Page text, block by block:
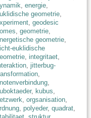
, energie,
geometrie,
, geodesic
, geometrie,
geometrie,
euklidische
, integritaet,
, jitterbug-
,
,
, kubus,
, orgsanisation,
, polyeder, quadrat,